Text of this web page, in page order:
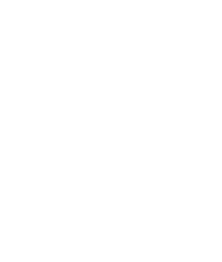
rápido,
estejam
tempo.
importância da
energia